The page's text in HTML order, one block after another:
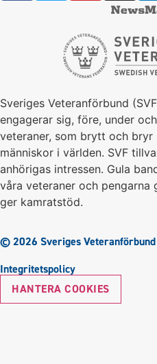
Sveriges Veteranförbund
engagerar sig, före, under
veteraner, som brytt och
människor i världen. SVF
anhörigas intressen. Gula
våra veteraner och pengarna
ger kamratstöd.
© 2026 Sveriges Veteranförbund
Integritetspolicy
HANTERA COOKIES